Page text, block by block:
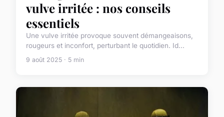
vulve irritée : nos conseils
essentiels
Une vulve irritée provoque souvent démangeaisons,
rougeurs et inconfort, perturbant le quotidien. Id...
9 août 2025 · 5 min